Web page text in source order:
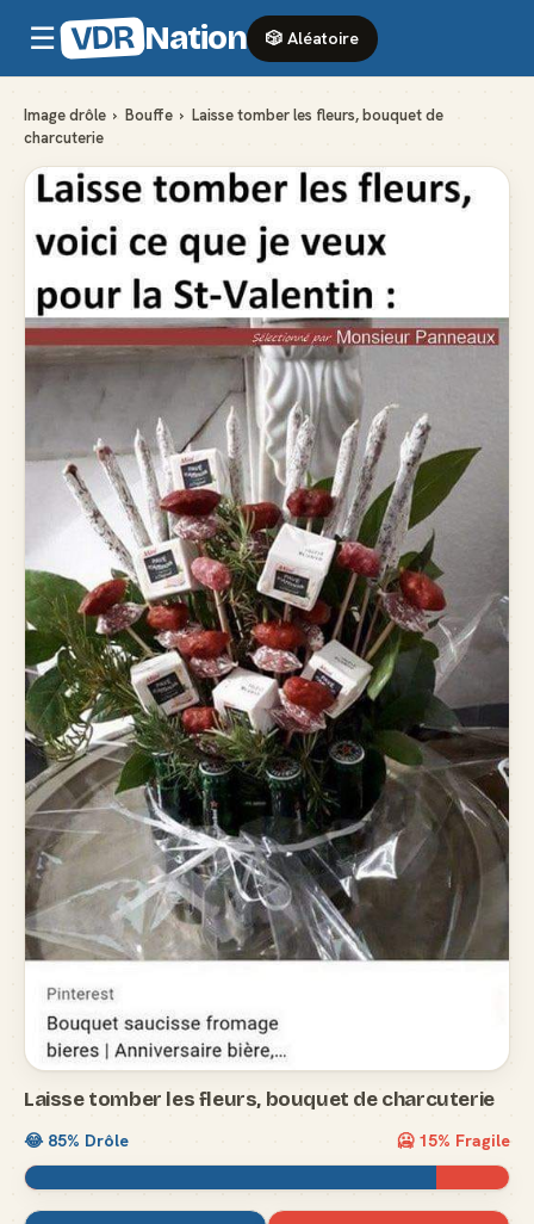
☰ VDR Nation 🎲 Aléatoire
Image drôle › Bouffe › Laisse tomber les fleurs, bouquet de
charcuterie
Laisse tomber les fleurs, bouquet de charcuterie
😂 85% Drôle 🥶 15% Fragile